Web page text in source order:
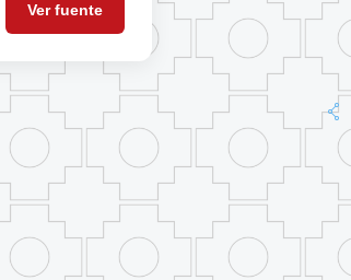
Ver fuente